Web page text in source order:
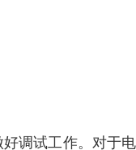
调试工作。对于